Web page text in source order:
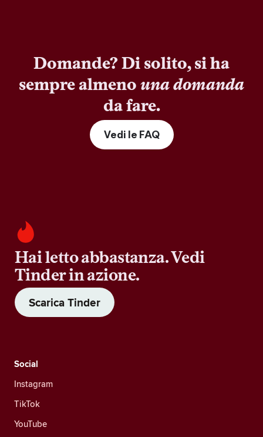
Domande? Di solito, si ha
sempre almeno una domanda
da fare.
Vedi le FAQ
Hai letto abbastanza. Vedi
Tinder in azione.
Scarica Tinder
Social
Instagram
TikTok
YouTube